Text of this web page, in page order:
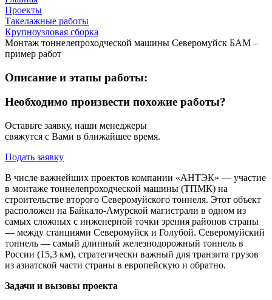
Проекты
Такелажные работы
Крупноузловая сборка
Монтаж тоннелепроходческой машины Северомуйск БАМ –
пример работ
Описание и этапы работы:
Необходимо произвести похожие работы?
Оставьте заявку, наши менеджеры
свяжутся с Вами в ближайшее время.
Подать заявку
В числе важнейших проектов компании «АНТЭК» — участие
в монтаже тоннелепроходческой машины (ТПМК) на
строительстве второго Северомуйского тоннеля. Этот объект
расположен на Байкало-Амурской магистрали в одном из
самых сложных с инженерной точки зрения районов страны
— между станциями Северомуйск и Голубой. Северомуйский
тоннель — самый длинный железнодорожный тоннель в
России (15,3 км), стратегически важный для транзита грузов
из азиатской части страны в европейскую и обратно.
Задачи и вызовы проекта